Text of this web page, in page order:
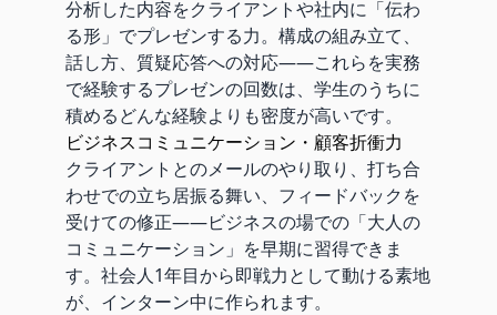
分析した内容をクライアントや社内に「伝わ
る形」でプレゼンする力。構成の組み立て、
話し方、質疑応答への対応——これらを実務
で経験するプレゼンの回数は、学生のうちに
積めるどんな経験よりも密度が高いです。
ビジネスコミュニケーション・顧客折衝力
クライアントとのメールのやり取り、打ち合
わせでの立ち居振る舞い、フィードバックを
受けての修正——ビジネスの場での「大人の
コミュニケーション」を早期に習得できま
す。社会人1年目から即戦力として動ける素地
が、インターン中に作られます。